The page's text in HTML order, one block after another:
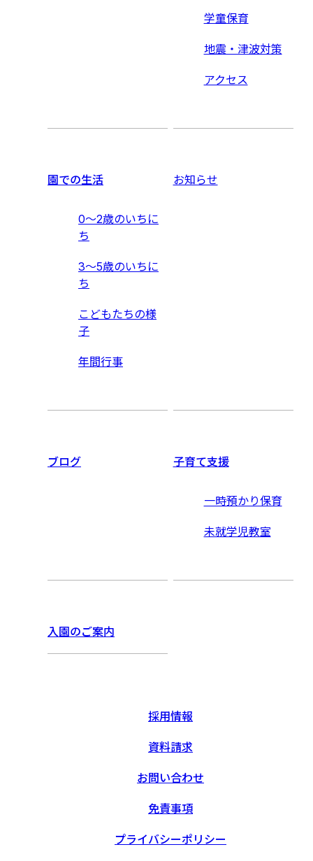
学童保育
地震・津波対策
アクセス
園での生活
0〜2歳のいちに
ち
3〜5歳のいちに
ち
こどもたちの様
子
年間行事
お知らせ
ブログ 子育て支援
一時預かり保育
未就学児教室
入園のご案内
採用情報
資料請求
お問い合わせ
免責事項
プライバシーポリシー